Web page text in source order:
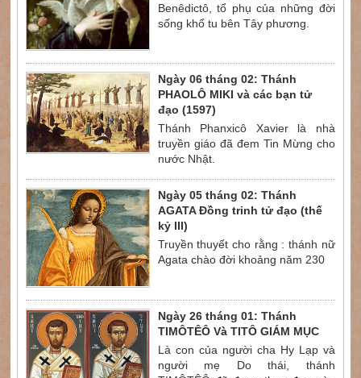
Benêdictô, tổ phụ của những đời
sống khổ tu bên Tây phương.
Ngày 06 tháng 02: Thánh
PHAOLÔ MIKI và các bạn tử
đạo (1597)
Thánh Phanxicô Xavier là nhà
truyền giáo đã đem Tin Mừng cho
nước Nhật.
Ngày 05 tháng 02: Thánh
AGATA Đồng trinh tử đạo (thế
kỷ III)
Truyền thuyết cho rằng : thánh nữ
Agata chào đời khoảng năm 230
Ngày 26 tháng 01: Thánh
TIMÔTÊÔ Và TITÔ GIÁM MỤC
Là con của người cha Hy Lạp và
người mẹ Do thái, thánh